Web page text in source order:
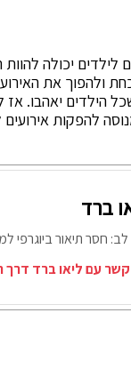
לילדים יכולה
ולהפוך את
הילדים יאהבו.
להפקות אירועים
ברד
לב: חסר תיאור
קשר עם ליאו ברד דרך